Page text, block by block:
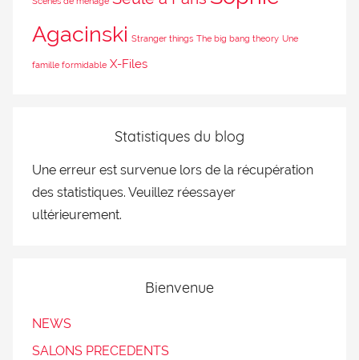
Agacinski Stranger things The big bang theory Une
famille formidable X-Files
Statistiques du blog
Une erreur est survenue lors de la récupération
des statistiques. Veuillez réessayer
ultérieurement.
Bienvenue
NEWS
SALONS PRECEDENTS